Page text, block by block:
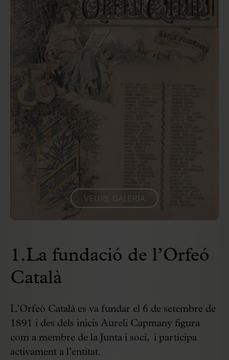
VEURE GALERIA
1.La fundació de l’Orfeó
Català
L’Orfeó Català es va fundar el 6 de setembre de
1891 i des dels inicis Aureli Capmany figura
com a membre de la Junta i soci, i participa
activament a l’entitat.